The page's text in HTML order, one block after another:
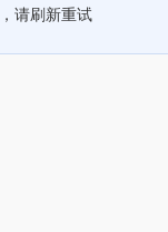
请刷新重试